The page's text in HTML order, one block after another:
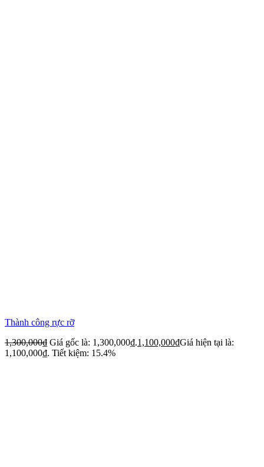
Thành công rực rỡ
1,300,000₫ Giá gốc là: 1,300,000₫.1,100,000₫Giá hiện tại là:
1,100,000₫. Tiết kiệm: 15.4%